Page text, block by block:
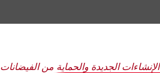
الإنشاءات الجديدة والحماية من الفيضانات